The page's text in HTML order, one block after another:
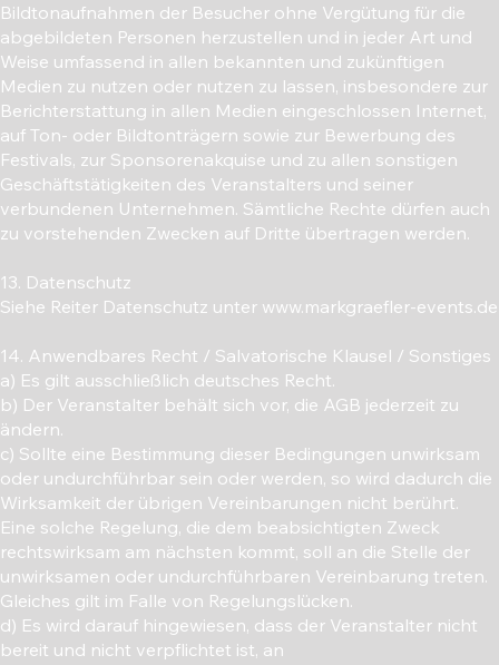
Bildtonaufnahmen der Besucher ohne Vergütung für die
abgebildeten Personen herzustellen und in jeder Art und
Weise umfassend in allen bekannten und zukünftigen
Medien zu nutzen oder nutzen zu lassen, insbesondere zur
Berichterstattung in allen Medien eingeschlossen Internet,
auf Ton- oder Bildtonträgern sowie zur Bewerbung des
Festivals, zur Sponsorenakquise und zu allen sonstigen
Geschäftstätigkeiten des Veranstalters und seiner
verbundenen Unternehmen. Sämtliche Rechte dürfen auch
zu vorstehenden Zwecken auf Dritte übertragen werden.
13. Datenschutz
Siehe Reiter Datenschutz unter www.markgraefler-events.de
14. Anwendbares Recht / Salvatorische Klausel / Sonstiges
a) Es gilt ausschließlich deutsches Recht.
b) Der Veranstalter behält sich vor, die AGB jederzeit zu
ändern.
c) Sollte eine Bestimmung dieser Bedingungen unwirksam
oder undurchführbar sein oder werden, so wird dadurch die
Wirksamkeit der übrigen Vereinbarungen nicht berührt.
Eine solche Regelung, die dem beabsichtigten Zweck
rechtswirksam am nächsten kommt, soll an die Stelle der
unwirksamen oder undurchführbaren Vereinbarung treten.
Gleiches gilt im Falle von Regelungslücken.
d) Es wird darauf hingewiesen, dass der Veranstalter nicht
bereit und nicht verpflichtet ist, an